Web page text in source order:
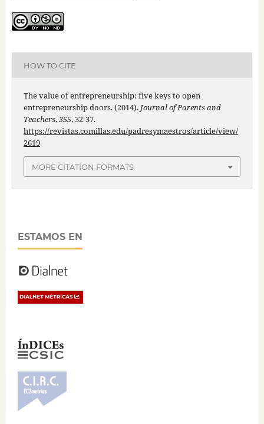
HOW TO CITE
The value of entrepreneurship: five keys to open
entrepreneurship doors. (2014). Journal of Parents and
Teachers,355, 32-37.
https://revistas.comillas.edu/padresymaestros/article/view/
2619
MORE CITATION FORMATS
ESTAMOS EN